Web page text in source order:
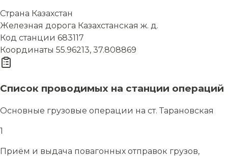
Страна Казахстан
Железная дорога Казахстанская ж. д.
Код станции 683117
Координаты 55.96213, 37.808869
Список проводимых на станции операций
Основные грузовые операции на ст. Тарановская
1
Приём и выдача повагонных отправок грузов,